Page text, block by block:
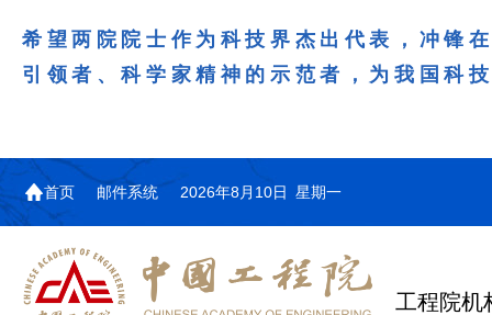
希望两院院士作为科技界杰出代表，冲锋
引领者、科学家精神的示范者，为我国科
首页 邮件系统 2026年8月10日 星期一
工程院机